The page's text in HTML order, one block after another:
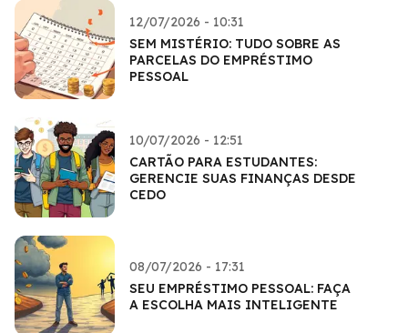
12/07/2026 - 10:31
SEM MISTÉRIO: TUDO SOBRE AS
PARCELAS DO EMPRÉSTIMO
PESSOAL
10/07/2026 - 12:51
CARTÃO PARA ESTUDANTES:
GERENCIE SUAS FINANÇAS DESDE
CEDO
08/07/2026 - 17:31
SEU EMPRÉSTIMO PESSOAL: FAÇA
A ESCOLHA MAIS INTELIGENTE